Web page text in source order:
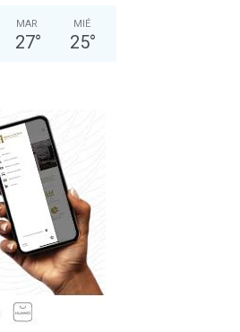
MAR
27°
MIÉ
25°